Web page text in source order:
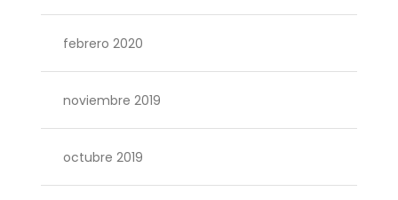
febrero 2020
noviembre 2019
octubre 2019